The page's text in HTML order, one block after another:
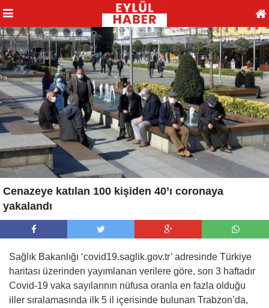
Cenazeye katılan 100 kişiden 40’ı coronaya
yakalandı
Sağlık Bakanlığı ‘covid19.saglik.gov.tr’ adresinde Türkiye
haritası üzerinden yayımlanan verilere göre, son 3 haftadır
Covid-19 vaka sayılarının nüfusa oranla en fazla olduğu
iller sıralamasında ilk 5 il içerisinde bulunan Trabzon’da,